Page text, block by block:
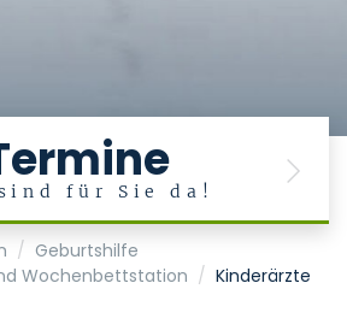
für Sie da! Next
und Geburtsmedizin
Geburtshilfe
Wochenbettstation
Kinderärzte